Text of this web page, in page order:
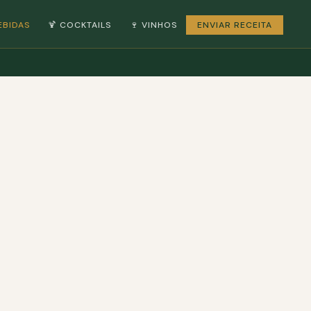
🍹 COCKTAILS 🍷 VINHOS ENVIAR RECEITA